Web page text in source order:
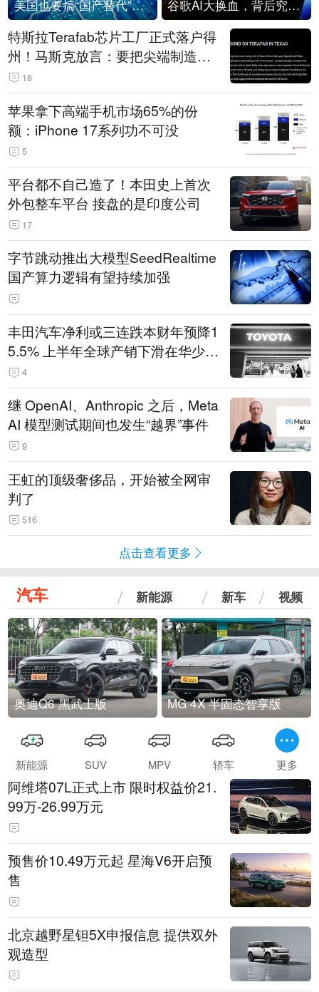
美国也要搞“国产替代”？先算清三笔账 谷歌AI大换血，背后究竟发生了什么？
特斯拉Terafab芯片工厂正式落户得
州！马斯克放言：要把尖端制造带
回美国
18
苹果拿下高端手机市场65%的份
额：iPhone 17系列功不可没
5
平台都不自己造了！本田史上首次
外包整车平台 接盘的是印度公司
17
字节跳动推出大模型SeedRealtime
国产算力逻辑有望持续加强
丰田汽车净利或三连跌本财年预降1
5.5% 上半年全球产销下滑在华少卖
14.3万辆
4
继 OpenAI、Anthropic 之后，Meta
AI 模型测试期间也发生“越界”事件
9
王虹的顶级奢侈品，开始被全网审
判了
516
点击查看更多
汽车 新能源 新车 视频
奥迪Q6 黑武士版 MG 4X 半固态智享版
新能源 SUV MPV 轿车 更多
阿维塔07L正式上市 限时权益价21.
99万-26.99万元
预售价10.49万元起 星海V6开启预
售
北京越野星钽5X申报信息 提供双外
观造型